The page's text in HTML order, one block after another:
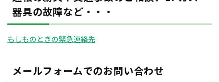
器具の故障など・・・
もしものときの緊急連絡先
メールフォームでのお問い合わせ